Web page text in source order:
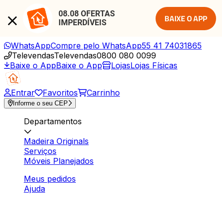
08.08 OFERTAS
IMPERDÍVEIS
BAIXE O APP
WhatsAppCompre pelo WhatsApp55 41 74031865
TelevendasTelevendas0800 080 0099
Baixe o AppBaixe o App LojasLojas Físicas
Entrar Favoritos Carrinho
Informe o seu CEP
Departamentos
Madeira Originals
Serviços
Móveis Planejados
Meus pedidos
Ajuda